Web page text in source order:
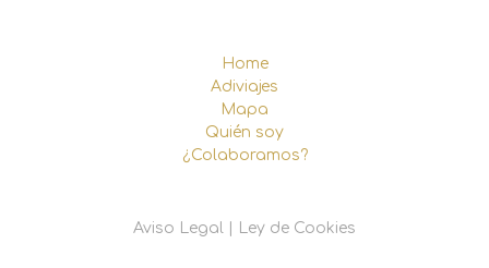
Home
Adiviajes
Mapa
Quién soy
¿Colaboramos?
Aviso Legal Ley de Cookies